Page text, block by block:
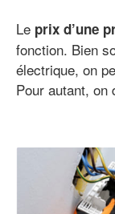
Le prix d’une
fonction. Bien
électrique, on
Pour autant,